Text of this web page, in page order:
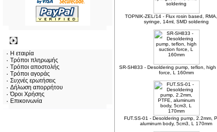
Η εταιρία
Τρόποι πληρωμής
Τρόποι αποστολής
Τρόποι αγοράς
Συχνές ερωτήσεις
Δήλωση απορρήτου
Όροι Χρήσης
Επικοινωνία
TOPNIK-ZEL/14 - Flux rosin based,
syringe, 14ml, SMD soldering
SR-SH833 - Desoldering pump, teflon,
force, L 160mm
FUT.SS-01 - Desoldering pump, 2.2mm,
aluminum body, 5cm3, L 170mm